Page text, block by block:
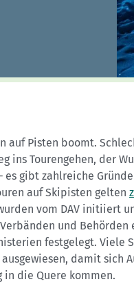
auf Pisten boomt.
ins Tourengehen, der
es gibt zahlreiche
auf Skipisten gelten
vom DAV initiiert
Verbänden und
festgelegt. Viele
damit sich
in die Quere kommen.